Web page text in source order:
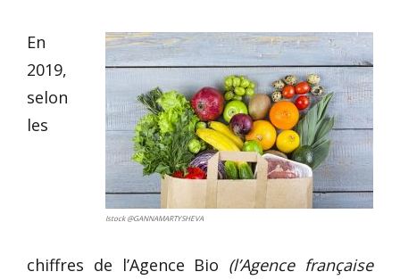
Istock @GANNAMARTYSHEVA
En
2019,
selon
les
chiffres de l’Agence Bio (l’Agence française